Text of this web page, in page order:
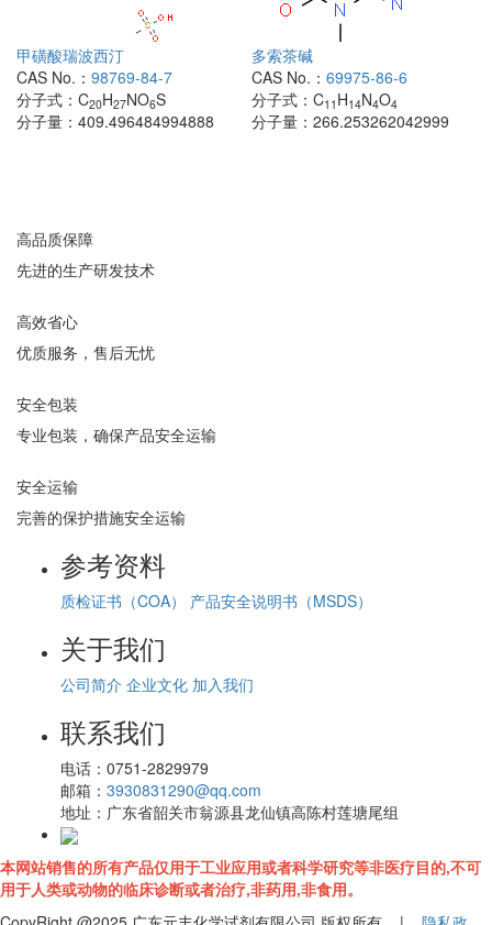
甲磺酸瑞波西汀
CAS No.： 98769-84-7
分子式： C20H27NO6S
分子量： 409.496484994888
多索茶碱
CAS No.： 69975-86-6
分子式： C11 H14N4O4
分子量： 266.253262042999
高品质保障
先进的生产研发技术
高效省心
优质服务，售后无忧
安全包装
专业包装，确保产品安全运输
安全运输
完善的保护措施安全运输
参考资料
质检证书（COA） 产品安全说明书（MSDS）
关于我们
公司简介 企业文化 加入我们
联系我们
电话： 0751-2829979
邮箱： 3930831290@qq.com
地址： 广东省韶关市翁源县龙仙镇高陈村莲塘尾组
本网站销售的所有产品仅用于工业应用或者科学研究等非医疗目的,不可
用于人类或动物的临床诊断或者治疗,非药用,非食用。